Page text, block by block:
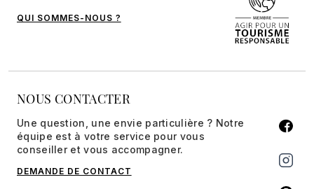
QUI SOMMES-NOUS ?
NOUS CONTACTER
Une question, une envie particulière ? Notre
équipe est à votre service pour vous
conseiller et vous accompagner.
DEMANDE DE CONTACT